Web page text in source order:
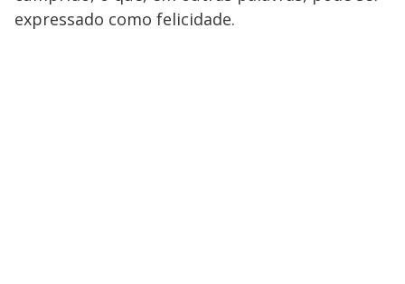
expressado como felicidade.